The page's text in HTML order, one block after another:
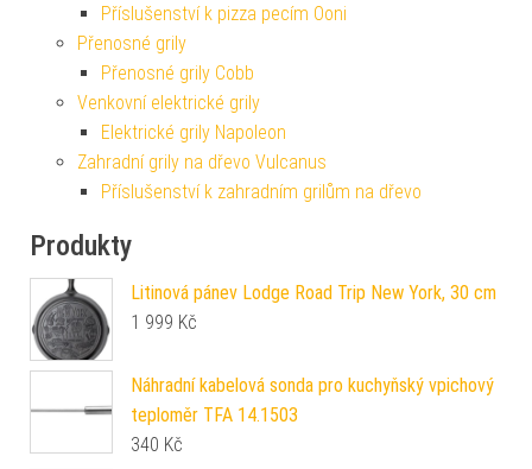
Příslušenství k pizza pecím Ooni
Přenosné grily
Přenosné grily Cobb
Venkovní elektrické grily
Elektrické grily Napoleon
Zahradní grily na dřevo Vulcanus
Příslušenství k zahradním grilům na dřevo
Produkty
Litinová pánev Lodge Road Trip New York, 30 cm
1 999 Kč
Náhradní kabelová sonda pro kuchyňský vpichový
teploměr TFA 14.1503
340 Kč